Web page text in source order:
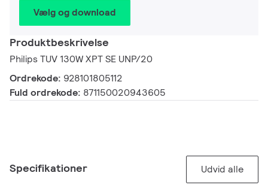
Vælg og download
Produktbeskrivelse
Philips TUV 130W XPT SE UNP/20
Ordrekode: 928101805112
Fuld ordrekode: 871150020943605
Specifikationer Udvid alle